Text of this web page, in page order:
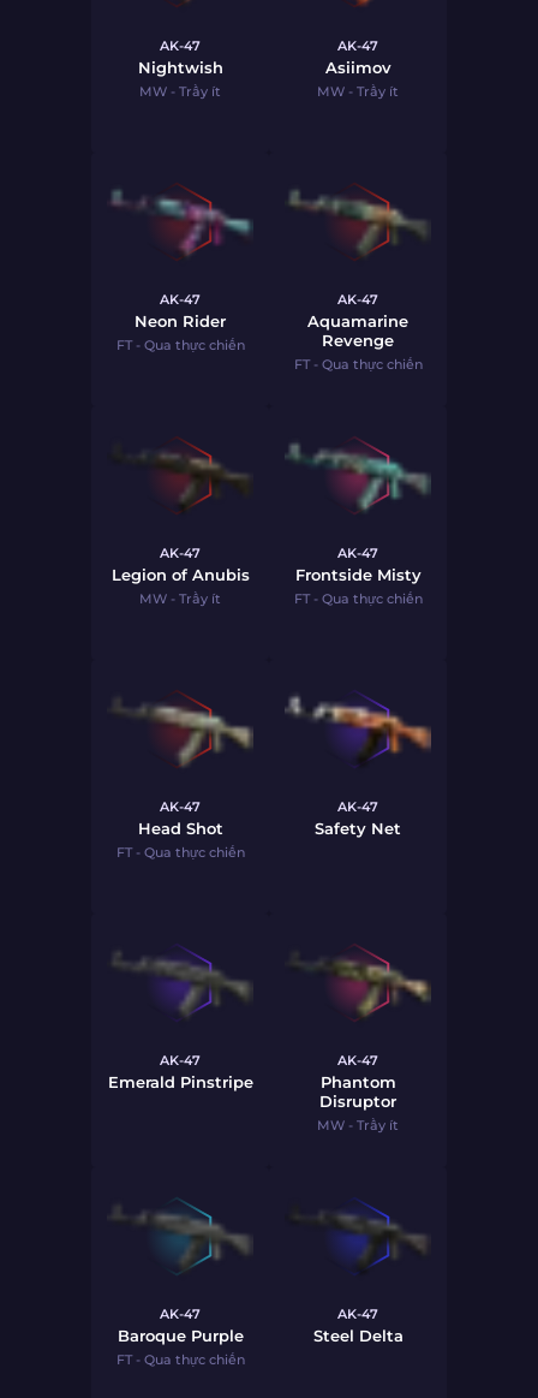
AK-47
Nightwish
MW - Trầy ít
AK-47
Asiimov
MW - Trầy ít
AK-47
Neon Rider
FT - Qua thực chiến
AK-47
Aquamarine
Revenge
FT - Qua thực chiến
AK-47
Legion of Anubis
MW - Trầy ít
AK-47
Frontside Misty
FT - Qua thực chiến
AK-47
Head Shot
FT - Qua thực chiến
AK-47
Safety Net
AK-47
Emerald Pinstripe
AK-47
Phantom
Disruptor
MW - Trầy ít
AK-47
Baroque Purple
FT - Qua thực chiến
AK-47
Steel Delta